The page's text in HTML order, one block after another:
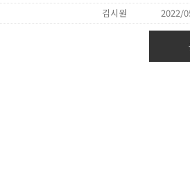
김시원 2022/